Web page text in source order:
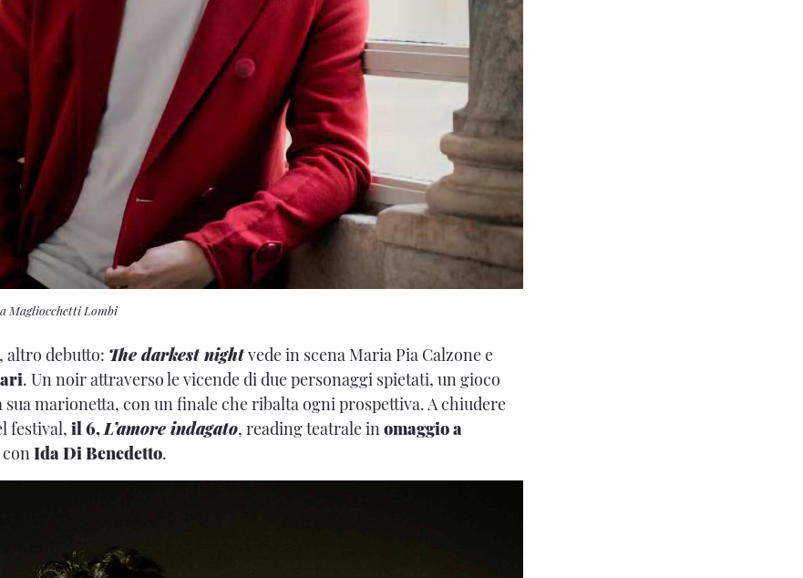
Magliocchetti Lombi
altro debutto: The darkest nightvede in scena Maria Pia Calzone e
. Un noir attraverso le vicende di due personaggi spietati, un gioco
marionetta, con un finale che ribalta ogni prospettiva. A chiudere
festival, il6,L’amore indagato, reading teatrale inomaggio a
conIda Di Benedetto.